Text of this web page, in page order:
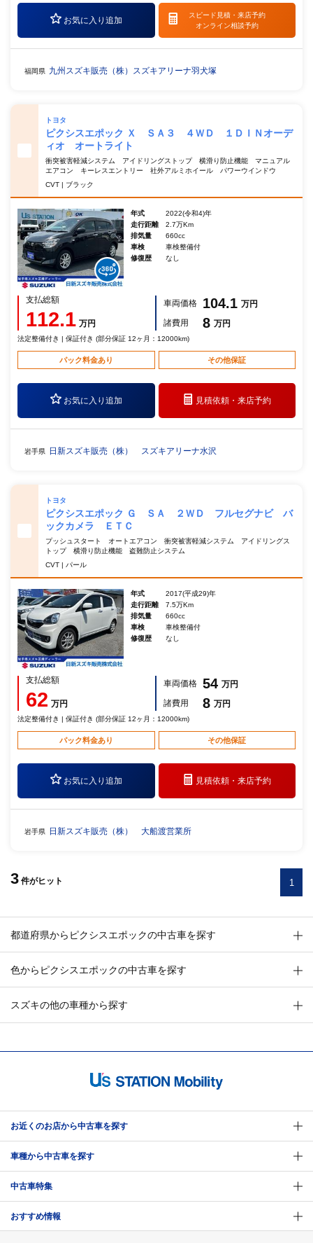
お気に入り追加
スピード見積・ 来店予約
オンライン相談予約
福岡県 九州スズキ販売（株）スズキアリーナ羽犬塚
トヨタ
ピクシスエポック Ｘ ＳＡ３ ４ＷＤ １ＤＩＮオーデ
ィオ オートライト
衝突被害軽減システム アイドリングストップ 横滑り防止機能 マニュアル
エアコン キーレスエントリー 社外アルミホイール パワーウインドウ
CVT | ブラック
年式
2022(令和4)年
走行距離
2.7万Km
排気量
660cc
車検
車検整備付
修復歴
なし
支払総額
112.1 万円
車両価格 104.1 万円
諸費用
8 万円
法定整備付き | 保証付き (部分保証 12ヶ月：12000km)
パック料金あり その他保証
お気に入り追加 見積依頼・来店予約
岩手県 日新スズキ販売（株） スズキアリーナ水沢
トヨタ
ピクシスエポック Ｇ ＳＡ ２ＷＤ フルセグナビ バ
ックカメラ ＥＴＣ
プッシュスタート オートエアコン 衝突被害軽減システム アイドリングス
トップ 横滑り防止機能 盗難防止システム
CVT | パール
年式
2017(平成29)年
走行距離
7.5万Km
排気量
660cc
車検
車検整備付
修復歴
なし
支払総額
62 万円
車両価格 54 万円
諸費用
8 万円
法定整備付き | 保証付き (部分保証 12ヶ月：12000km)
パック料金あり その他保証
お気に入り追加 見積依頼・来店予約
岩手県 日新スズキ販売（株） 大船渡営業所
3 件がヒット 1
都道府県からピクシスエポックの中古車を探す
色からピクシスエポックの中古車を探す
スズキの他の車種から探す
お近くのお店から中古車を探す
車種から中古車を探す
中古車特集
おすすめ情報